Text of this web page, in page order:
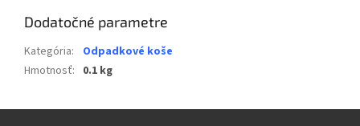
Dodatočné parametre
Kategória:
Odpadkové koše
Hmotnosť: 0.1 kg